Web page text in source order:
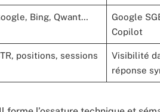
Bing, Qwant…
Google
Copilot
positions, sessions
Visibilité
réponse